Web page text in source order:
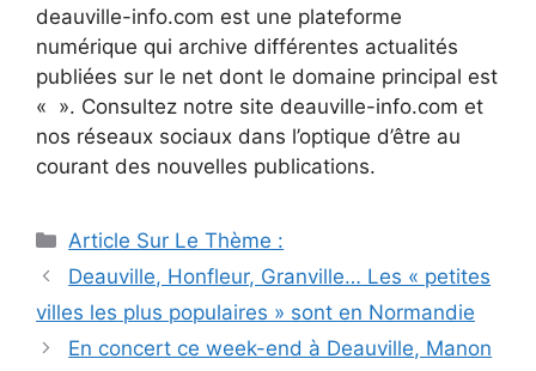
deauville-info.com est une plateforme
numérique qui archive différentes actualités
publiées sur le net dont le domaine principal est
« ». Consultez notre site deauville-info.com et
nos réseaux sociaux dans l’optique d’être au
courant des nouvelles publications.
Catégories
Article Sur Le Thème :
Navigation
des
Deauville, Honfleur, Granville… Les « petites
villes les plus populaires » sont en Normandie
En concert ce week-end à Deauville, Manon